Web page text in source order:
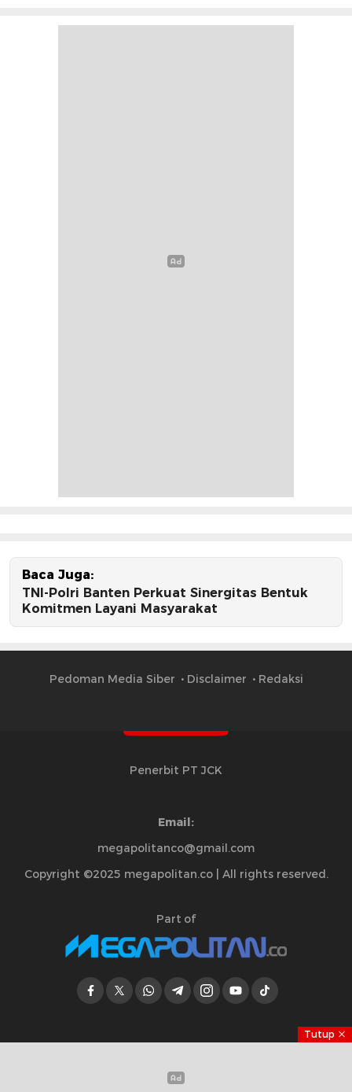
Baca Juga:
TNI-Polri Banten Perkuat Sinergitas Bentuk
Komitmen Layani Masyarakat
Pedoman Media Siber Disclaimer Redaksi
Penerbit PT JCK
Email:
megapolitanco@gmail.com
Copyright ©2025 megapolitan.co | All rights reserved.
Part of
Tutup